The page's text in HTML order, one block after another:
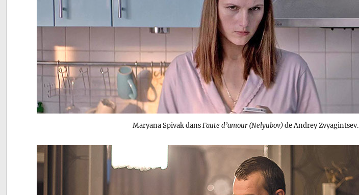
Maryana Spivak dans Faute d’amour (Nelyubov)de Andrey Zvyagintsev.